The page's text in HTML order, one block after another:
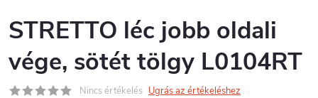
STRETTO léc jobb oldali
vége, sötét tölgy L0104RT
Nincs értékelés Ugrás az értékeléshez